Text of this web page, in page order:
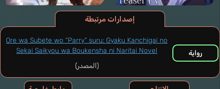
إصدارات مرتبطة
رواية
Ore wa Subete wo “Parry” suru: Gyaku Kanchigai no
Sekai Saikyou wa Boukensha ni Naritai Novel
(المصدر)